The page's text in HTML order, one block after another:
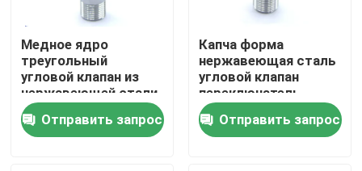
Продукты
О нас
Медное ядро
треугольный
угловой клапан из
нержавеющей стали
304 для ванной кухни
Отправить запрос
Капча форма
нержавеющая сталь
угловой клапан
переключатель
ручное колесо
ванная кухня
аксессуары
Отправить запрос